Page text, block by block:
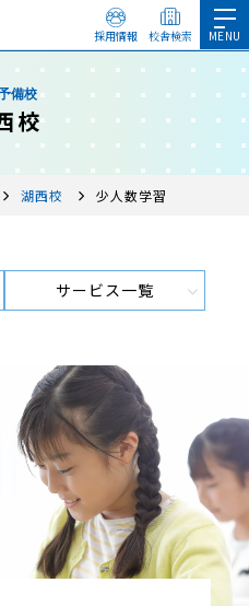
採用情報 校舎検索
備校
校
湖西校 少人数学習
サービス一覧